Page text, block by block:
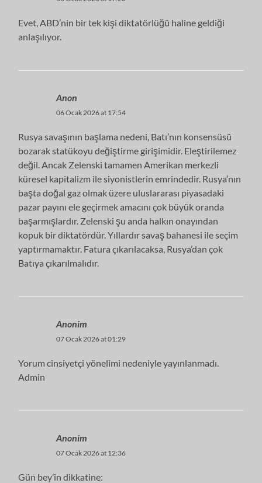
Evet, ABD’nin bir tek kişi diktatörlüğü haline geldiği
anlaşılıyor.
Anon
06 Ocak 2026 at 17:54
Rusya savaşının başlama nedeni, Batı’nın konsensüsü
bozarak statükoyu değiştirme girişimidir. Eleştirilemez
değil. Ancak Zelenski tamamen Amerikan merkezli
küresel kapitalizm ile siyonistlerin emrindedir. Rusya’nın
başta doğal gaz olmak üzere uluslararası piyasadaki
pazar payını ele geçirmek amacını çok büyük oranda
başarmışlardır. Zelenski şu anda halkın onayından
kopuk bir diktatördür. Yıllardır savaş bahanesi ile seçim
yaptırmamaktır. Fatura çıkarılacaksa, Rusya’dan çok
Batıya çıkarılmalıdır.
Anonim
07 Ocak 2026 at 01:29
Yorum cinsiyetçi yönelimi nedeniyle yayınlanmadı.
Admin
Anonim
07 Ocak 2026 at 12:36
Gün bey’in dikkatine: